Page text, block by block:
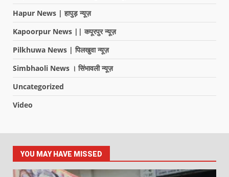
Hapur News | हापुड़ न्यूज़
Kapoorpur News || कपूरपुर न्यूज़
Pilkhuwa News | पिलखुवा न्यूज़
Simbhaoli News । सिंभावली न्यूज़
Uncategorized
Video
YOU MAY HAVE MISSED